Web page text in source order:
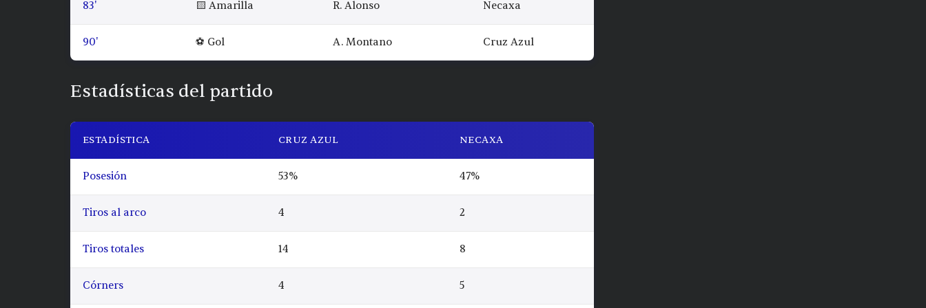
83' 🟨 Amarilla R. Alonso Necaxa
90' ⚽ Gol A. Montano Cruz Azul
Estadísticas del partido
ESTADÍSTICA CRUZ AZUL NECAXA
Posesión 53% 47%
Tiros al arco 4 2
Tiros totales 14 8
Córners 4 5